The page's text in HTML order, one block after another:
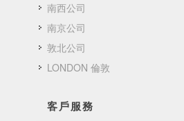
南西公司
南京公司
敦北公司
LONDON 倫敦
客戶服務